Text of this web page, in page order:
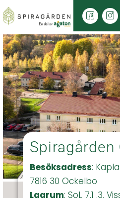
Spiragården
Besöksadress:
7816 30 Ockelbo
Lagrum: SoL 7.1 .3,